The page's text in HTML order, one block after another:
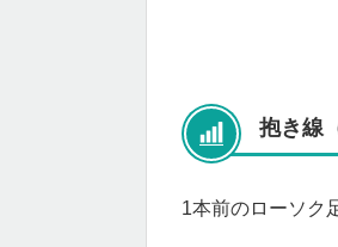
抱き線
1本前のローソク